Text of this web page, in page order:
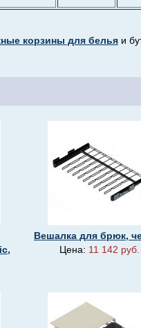
корзины для белья и
Вешалка для брюк,
Цена: 11 142 руб.